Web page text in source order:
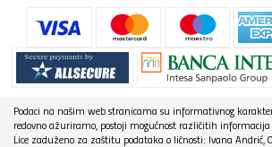
Podaci na našim web stranicama su informativnog
redovno ažuriramo, postoji mogućnost različitih
Lice zaduženo za zaštitu podataka o ličnosti: Ivana